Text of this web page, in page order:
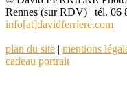
Rennes (sur RDV) | tél. 06
info[at]davidferriere.com
plan du site | mentions
cadeau portrait